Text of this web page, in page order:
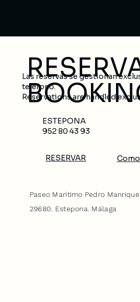
Las reservas se gestionan
teléfono.
Reservations are handled
ESTEPONA
952 80 43 93
RESERVAR
Paseo Marítimo Pedro Manrique
29680. Estepona. Málaga